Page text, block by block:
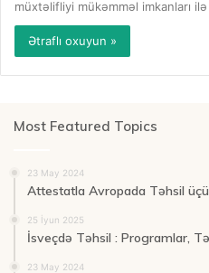
müxtəlifliyi mükəmməl imkanları
Ətraflı oxuyun »
Most Featured Topics
23 May 2024
Attestatla Avropada Təhsil
25 İyun 2025
İsveçdə Təhsil : Programlar,
23 May 2024